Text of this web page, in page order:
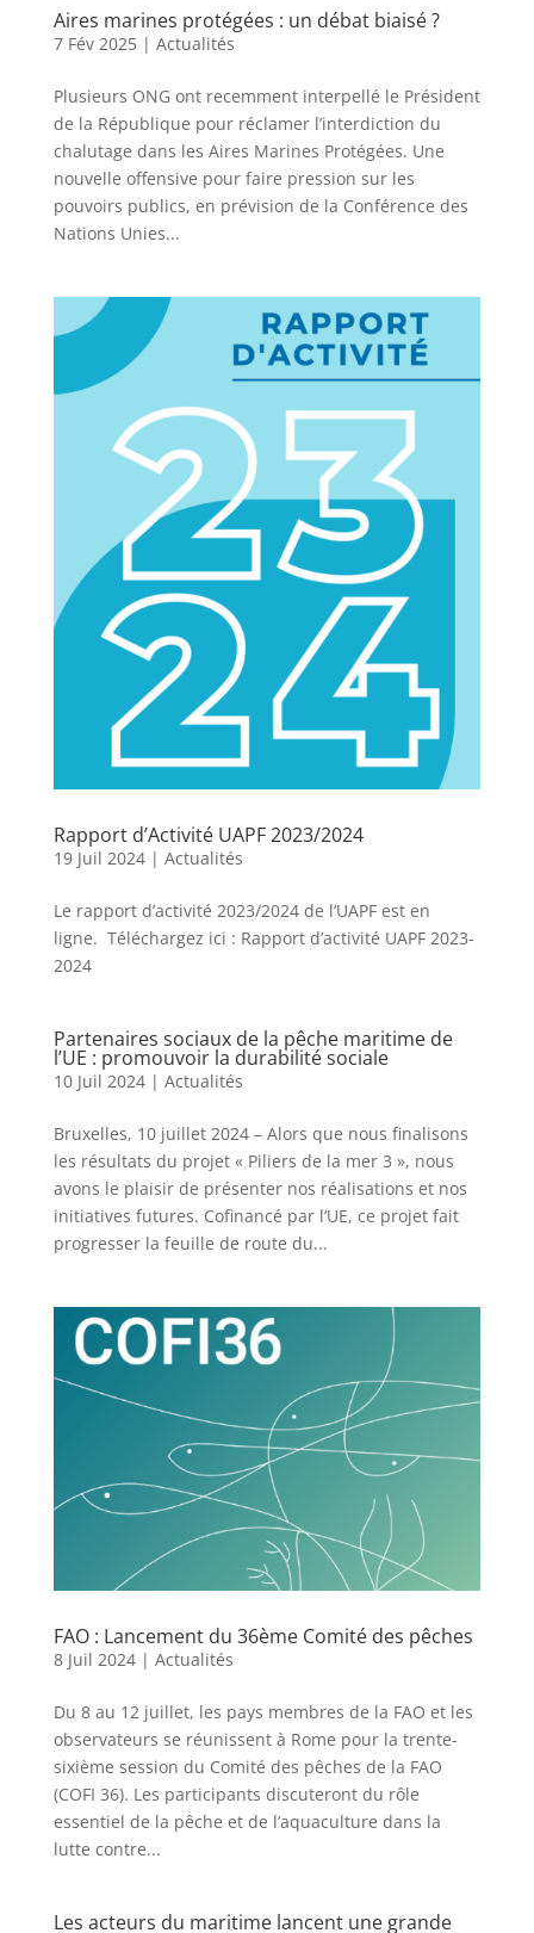
Aires marines protégées : un débat biaisé ?
7 Fév 2025| Actualités
Plusieurs ONG ont recemment interpellé le Président
de la République pour réclamer l’interdiction du
chalutage dans les Aires Marines Protégées. Une
nouvelle offensive pour faire pression sur les
pouvoirs publics, en prévision de la Conférence des
Nations Unies...
Rapport d’Activité UAPF 2023/2024
19 Juil 2024| Actualités
Le rapport d’activité 2023/2024 de l’UAPF est en
ligne. Téléchargez ici : Rapport d’activité UAPF 2023-
2024
Partenaires sociaux de la pêche maritime de
l’UE : promouvoir la durabilité sociale
10 Juil 2024| Actualités
Bruxelles, 10 juillet 2024 – Alors que nous finalisons
les résultats du projet « Piliers de la mer 3 », nous
avons le plaisir de présenter nos réalisations et nos
initiatives futures. Cofinancé par l’UE, ce projet fait
progresser la feuille de route du...
FAO : Lancement du 36ème Comité des pêches
8 Juil 2024| Actualités
Du 8 au 12 juillet, les pays membres de la FAO et les
observateurs se réunissent à Rome pour la trente-
sixième session du Comité des pêches de la FAO
(COFI 36). Les participants discuteront du rôle
essentiel de la pêche et de l’aquaculture dans la
lutte contre...
Les acteurs du maritime lancent une grande